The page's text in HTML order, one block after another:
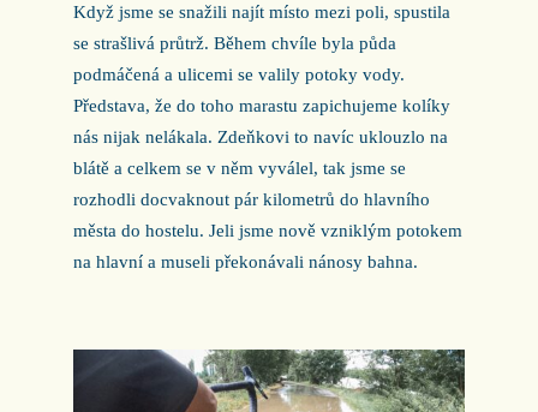
Když jsme se snažili najít místo mezi poli, spustila
se strašlivá průtrž. Během chvíle byla půda
podmáčená a ulicemi se valily potoky vody.
Představa, že do toho marastu zapichujeme kolíky
nás nijak nelákala. Zdeňkovi to navíc uklouzlo na
blátě a celkem se v něm vyválel, tak jsme se
rozhodli docvaknout pár kilometrů do hlavního
města do hostelu. Jeli jsme nově vzniklým potokem
na hlavní a museli překonávali nánosy bahna.